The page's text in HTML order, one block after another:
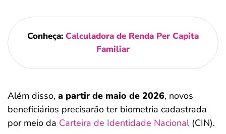
Conheça: Calculadora de Renda Per Capita
Familiar
Além disso, a partir de maio de 2026, novos
beneficiários precisarão ter biometria cadastrada
por meio da Carteira de Identidade Nacional(CIN).